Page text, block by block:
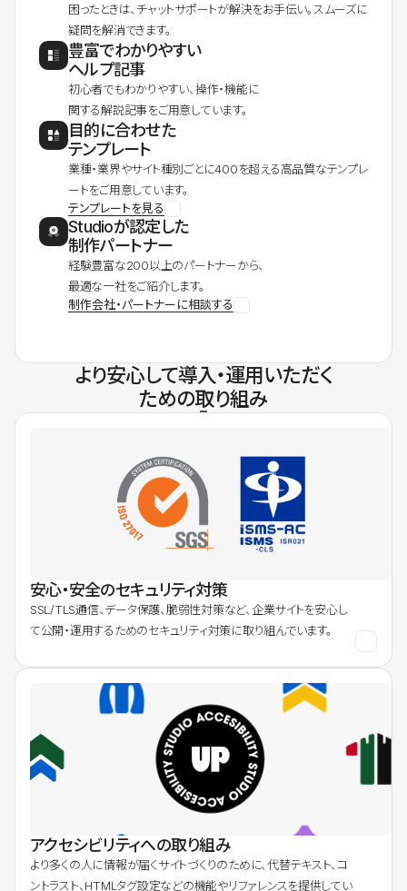
困ったときは、チャットサポートが解決をお手伝い。スムーズに
疑問を解消できます。
豊富でわかりやすい
ヘルプ記事
初心者でもわかりやすい、操作・機能に
関する解説記事をご用意しています。
目的に合わせた
テンプレート
業種・業界やサイト種別ごとに400を超える高品質なテンプレ
ートをご用意しています。
テンプレートを見る
Studioが認定した
制作パートナー
経験豊富な200以上のパートナーから、
最適な一社をご紹介します。
制作会社・パートナーに相談する
より安心して導入・運用いただく
ための取り組み
安心・安全のセキュリティ対策
SSL/TLS通信、データ保護、脆弱性対策など、企業サイトを安心し
て公開・運用するためのセキュリティ対策に取り組んでいます。
アクセシビリティへの取り組み
より多くの人に情報が届くサイトづくりのために、代替テキスト、コ
ントラスト、HTMLタグ設定などの機能やリファレンスを提供してい